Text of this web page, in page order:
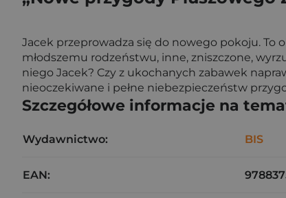
Jacek przeprowadza się do nowego pokoju. To
młodszemu rodzeństwu, inne, zniszczone,
niego Jacek? Czy z ukochanych zabawek
nieoczekiwane i pełne niebezpieczeństw
Szczegółowe informacje na
Wydawnictwo: BIS
EAN: